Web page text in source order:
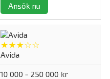
Ansök nu
★★★☆☆
Avida
10 000 - 250 000 kr